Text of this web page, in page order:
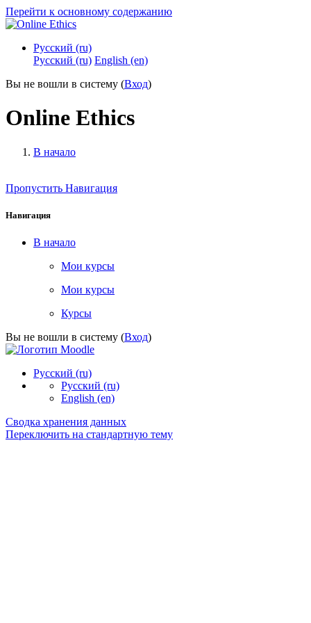
Перейти к основному содержанию
Русский ‎(ru)‎
Русский ‎(ru)‎ English ‎(en)‎
Вы не вошли в систему (Вход)
Online Ethics
В начало
Пропустить Навигация
Навигация
В начало
Мои курсы
Мои курсы
Курсы
Вы не вошли в систему (Вход)
Русский ‎(ru)‎
Русский ‎(ru)‎
English ‎(en)‎
Сводка хранения данных
Переключить на стандартную тему